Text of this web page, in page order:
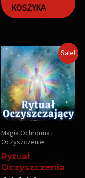
KOSZYKA
Sale!
Magia Ochronna i
Oczyszczenie
Rytuał
Oczyszczenia